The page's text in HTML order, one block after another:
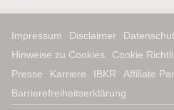
Impressum Disclaimer
Hinweise zu Cookies
Cookie
Presse
Karriere IBKR
Affiliate
Barrierefreiheitserklärung